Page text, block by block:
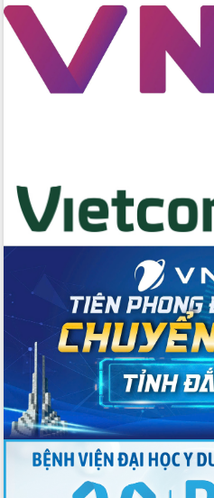
Đắk Lắk đẩy mạnh nuôi biển công
nghệ, hướng tới phát triển thủy sản
bền vững
Tập huấn nâng cao năng lực triển khai
chuyển đổi số cho cán bộ, công chức
Đẩy mạnh cải cách hành chính, quyết
tâm đạt được mục tiêu tăng trưởng
hai con số trong năm 2026
Tổ chức trang trọng Lễ hội Đền thờ
Lương Văn Chánh năm 2026
Phó Bí thư Tỉnh ủy Đắk Lắk Đỗ Hữu
Huy giữ chức Bí thư Đảng ủy Ủy Ban
Nhân dân tỉnh
Bệnh án điện tử thúc đẩy chuyển đổi
số y tế tại Đắk Lắk
Chuyển đổi số thư viện: Mở rộng
không gian tri thức trong thời đại số
Đánh giá, rút kinh nghiệm công tác tổ
chức diễn tập trước ngày bầu cử
Chương trình “Gặp gỡ hữu nghị –
Friendship Meeting New Year 2026”